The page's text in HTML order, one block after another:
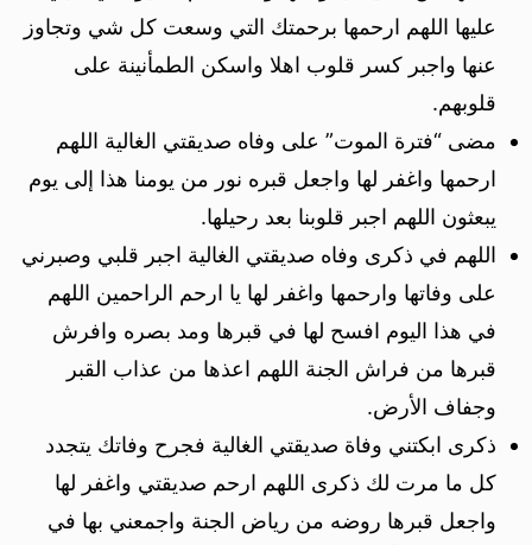
عليها اللهم ارحمها برحمتك التي وسعت كل شي وتجاوز
عنها واجبر كسر قلوب اهلا واسكن الطمأنينة على
قلوبهم.
مضى “فترة الموت” على وفاه صديقتي الغالية اللهم
ارحمها واغفر لها واجعل قبره نور من يومنا هذا إلى يوم
يبعثون اللهم اجبر قلوبنا بعد رحيلها.
اللهم في ذكرى وفاه صديقتي الغالية اجبر قلبي وصبرني
على وفاتها وارحمها واغفر لها يا ارحم الراحمين اللهم
في هذا اليوم افسح لها في قبرها ومد بصره وافرش
قبرها من فراش الجنة اللهم اعذها من عذاب القبر
وجفاف الأرض.
ذكرى ابكتني وفاة صديقتي الغالية فجرح وفاتك يتجدد
كل ما مرت لك ذكرى اللهم ارحم صديقتي واغفر لها
واجعل قبرها روضه من رياض الجنة واجمعني بها في